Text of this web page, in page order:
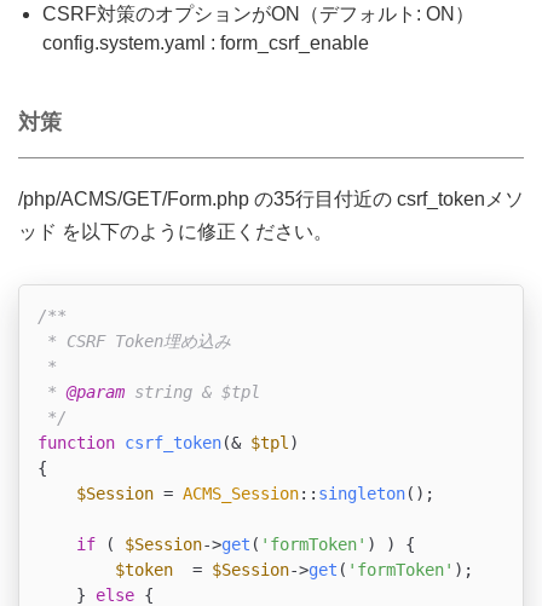
CSRF対策のオプションがON（デフォルト: ON）
config.system.yaml : form_csrf_enable
対策
/php/ACMS/GET/Form.php の35行目付近の csrf_tokenメソ
ッド を以下のように修正ください。
/**
* CSRF Token埋め込み
*
* @param string & $tpl
*/
function csrf_token(& $tpl
{
$Session = ACMS_Session:: singleton();
if ( $Session->get ( 'formToken' ) ) {
$token
  =
$Session->get ( 'formToken' );
    }
else {